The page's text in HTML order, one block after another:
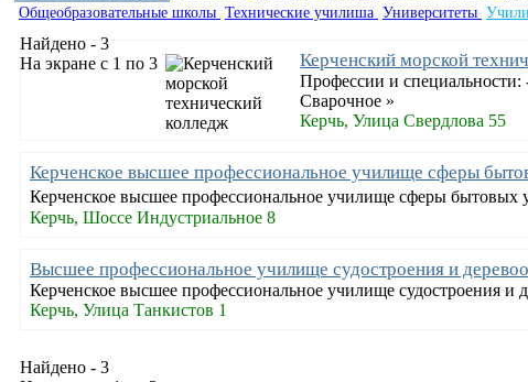
Общеобразовательные школы Технические училиша Университеты
Найдено - 3
На экране с 1 по 3
Керченский морской
Профессии и специальности:
Сварочное »
Керчь, Улица Свердлова 55
Керченское высшее профессиональное училище сферы
Керченское высшее профессиональное училище сферы бытовых
Керчь, Шоссе Индустриальное 8
Высшее профессиональное училище судостроения и
Керченское высшее профессиональное училище судостроения и
Керчь, Улица Танкистов 1
Найдено - 3